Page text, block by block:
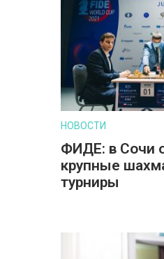
НОВОСТИ
ФИДЕ: в Сочи
крупные
турниры